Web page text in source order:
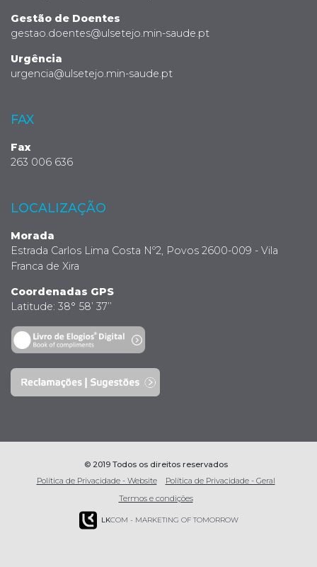
Gestão de Doentes
gestao.doentes@ulsetejo.min-saude.pt
Urgência
urgencia@ulsetejo.min-saude.pt
FAX
Fax
263 006 636
LOCALIZAÇÃO
Morada
Estrada Carlos Lima Costa Nº2, Povos 2600-009 - Vila
Franca de Xira
Coordenadas GPS
Latitude: 38° 58’ 37’’
© 2019 Todos os direitos reservados
Política de Privacidade - Website
Política de Privacidade - Geral
Termos e condições
LKCOM - MARKETING OF TOMORROW